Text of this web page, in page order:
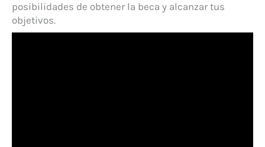
posibilidades de obtener la beca y alcanzar tus
objetivos.